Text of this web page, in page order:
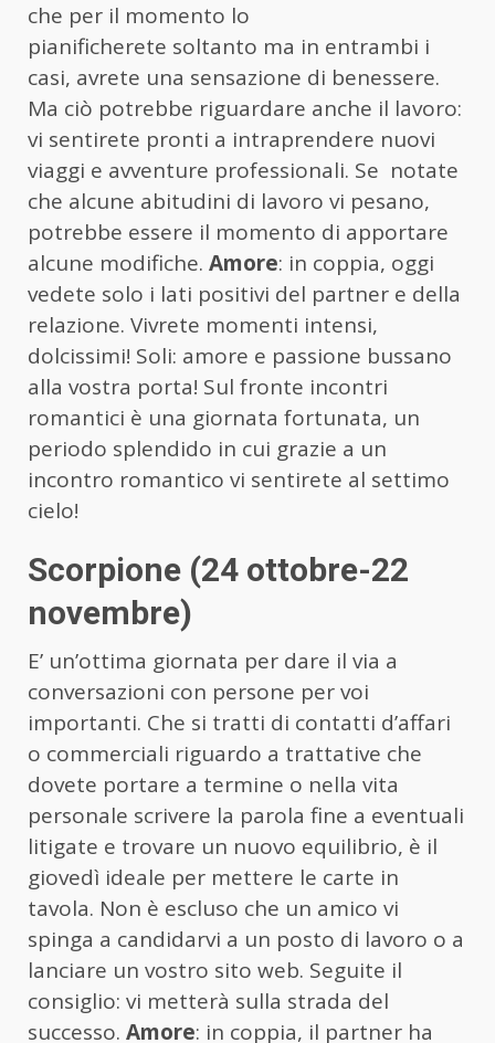
che per il momento lo
pianificherete soltanto ma in entrambi i
casi, avrete una sensazione di benessere.
Ma ciò potrebbe riguardare anche il lavoro:
vi sentirete pronti a intraprendere nuovi
viaggi e avventure professionali. Se notate
che alcune abitudini di lavoro vi pesano,
potrebbe essere il momento di apportare
alcune modifiche. Amore: in coppia, oggi
vedete solo i lati positivi del partner e della
relazione. Vivrete momenti intensi,
dolcissimi! Soli: amore e passione bussano
alla vostra porta! Sul fronte incontri
romantici è una giornata fortunata, un
periodo splendido in cui grazie a un
incontro romantico vi sentirete al settimo
cielo!
Scorpione (24 ottobre-22
novembre)
E’ un’ottima giornata per dare il via a
conversazioni con persone per voi
importanti. Che si tratti di contatti d’affari
o commerciali riguardo a trattative che
dovete portare a termine o nella vita
personale scrivere la parola fine a eventuali
litigate e trovare un nuovo equilibrio, è il
giovedì ideale per mettere le carte in
tavola. Non è escluso che un amico vi
spinga a candidarvi a un posto di lavoro o a
lanciare un vostro sito web. Seguite il
consiglio: vi metterà sulla strada del
successo. Amore: in coppia, il partner ha